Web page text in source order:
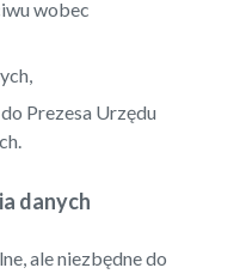
wobec
Prezesa Urzędu
danych
ale niezbędne do